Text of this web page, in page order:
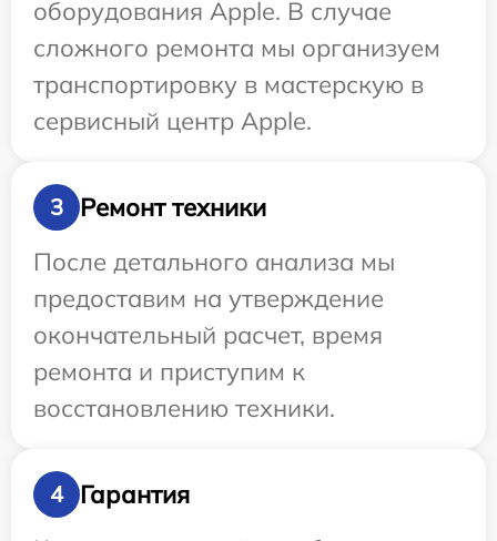
оборудования Apple. В случае
сложного ремонта мы организуем
транспортировку в мастерскую в
сервисный центр Apple.
3
Ремонт техники
После детального анализа мы
предоставим на утверждение
окончательный расчет, время
ремонта и приступим к
восстановлению техники.
4
Гарантия